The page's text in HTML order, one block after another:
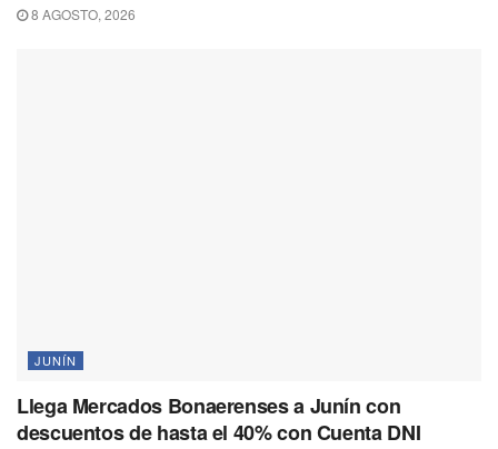
8 AGOSTO, 2026
JUNÍN
Llega Mercados Bonaerenses a Junín con
descuentos de hasta el 40% con Cuenta DNI